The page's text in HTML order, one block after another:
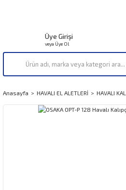
Üye Girişi
veya Üye Ol
Anasayfa HAVALI EL ALETLERİ HAVALI